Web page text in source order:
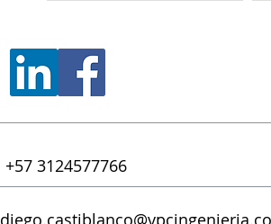
+57 3124577766
diego.castiblanco@vpcingenieria.co